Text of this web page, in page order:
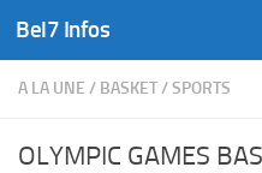
Skip to content
Bel7 Infos
A LA UNE / BASKET/SPORTS
OLYMPIC GAMES